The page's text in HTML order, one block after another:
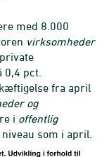
med 8.000
virksomheder
pct.
fra april
og
i offentlig
som i april.